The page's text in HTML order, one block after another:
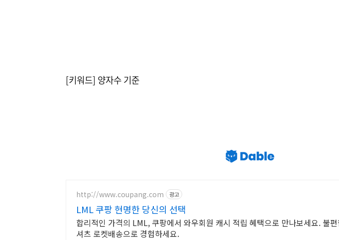
[키워드] 양자수 기준
http://www.coupang.com 광고
LML 쿠팡 현명한 당신의 선택
합리적인 가격의 LML, 쿠팡에서 와우회원 캐시 적립 혜택으로 만나보세요. 불
셔츠 로켓배송으로 경험하세요.